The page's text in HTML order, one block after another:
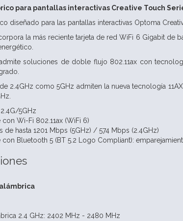
para pantallas interactivas Creative Touch
diseñado para las pantallas interactivas Optoma
la más reciente tarjeta de red WiFi 6 Gigabit de
soluciones de doble flujo 802.11ax con
2.4GHz como 5GHz admiten la nueva tecnología
5GHz
Wi-Fi 802.11ax (WiFi 6)
de hasta 1201 Mbps (5GHz) / 574 Mbps (2.4GHz)
Bluetooth 5 (BT 5.2 Logo Compliant):
2.4 GHz: 2402 MHz - 2480 MHz